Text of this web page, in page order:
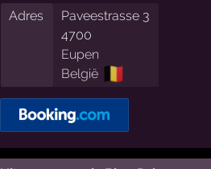
Adres
Paveestrasse 3
4700
Eupen
België 🇧🇪